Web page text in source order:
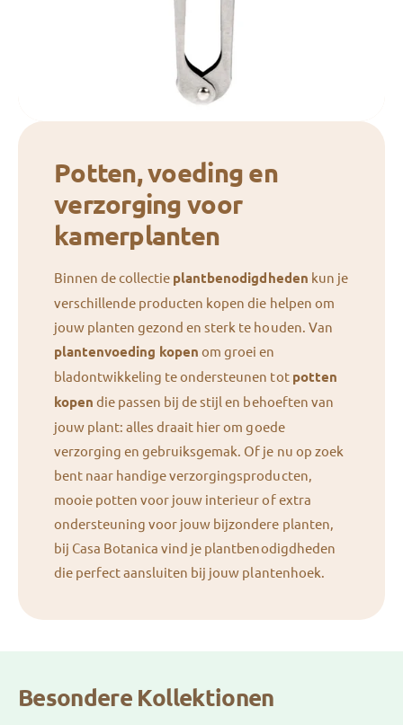
Potten, voeding en
verzorging voor
kamerplanten
Binnen de collectie plantbenodigdheden kun je
verschillende producten kopen die helpen om
jouw planten gezond en sterk te houden. Van
plantenvoeding kopen om groei en
bladontwikkeling te ondersteunen tot potten
kopen die passen bij de stijl en behoeften van
jouw plant: alles draait hier om goede
verzorging en gebruiksgemak. Of je nu op zoek
bent naar handige verzorgingsproducten,
mooie potten voor jouw interieur of extra
ondersteuning voor jouw bijzondere planten,
bij Casa Botanica vind je plantbenodigdheden
die perfect aansluiten bij jouw plantenhoek.
Besondere Kollektionen